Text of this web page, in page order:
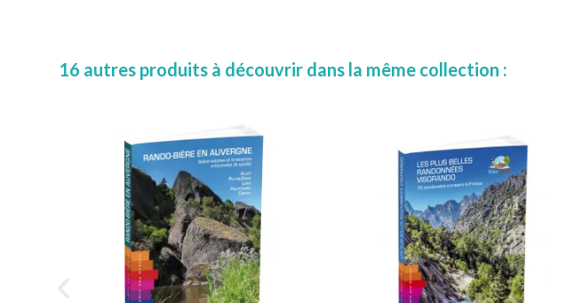
16 autres produits à découvrir dans la même collection :